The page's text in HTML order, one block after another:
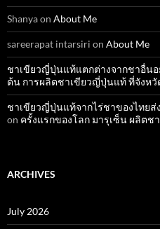
Shanyaon About Me
sareerapat intarsiri on About Me
ชาเขียวญี่ปุ่นแท้แตกต่างจากชาอื่นอ
ต้น การผลิตชาเขียวญี่ปุ่นแท้ ที่จังหวั
ชาเขียวญี่ปุ่นแท้จากไร่ชาของไทยส่
on ครั้งแรกของโลก มารุเซ็น ผลิต
ARCHIVES
July 2026